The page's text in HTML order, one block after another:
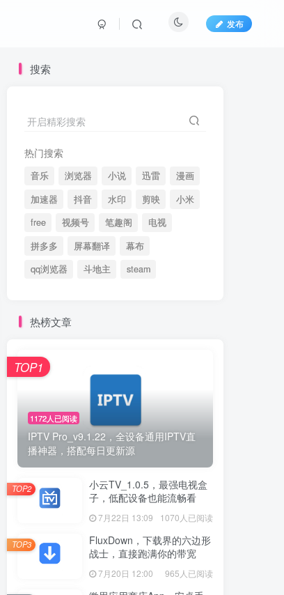
发布
搜索
开启精彩搜索
热门搜索
音乐 浏览器 小说 迅雷
漫画
加速器
抖音 水印 剪映
小米
free
视频号 笔趣阁
电视
拼多多
屏幕翻译
幕布
qq浏览器
斗地主 steam
热榜文章
1172人已阅读
IPTV Pro_v9.1.22，全设备通用IPTV直
播神器，搭配每日更新源
TOP1
小云TV_1.0.5，最强电视盒
子，低配设备也能流畅看
7月22日 13:09 1070人已阅读
TOP2
FluxDown，下载界的六边形
战士，直接跑满你的带宽
7月20日 12:00 965人已阅读
TOP3